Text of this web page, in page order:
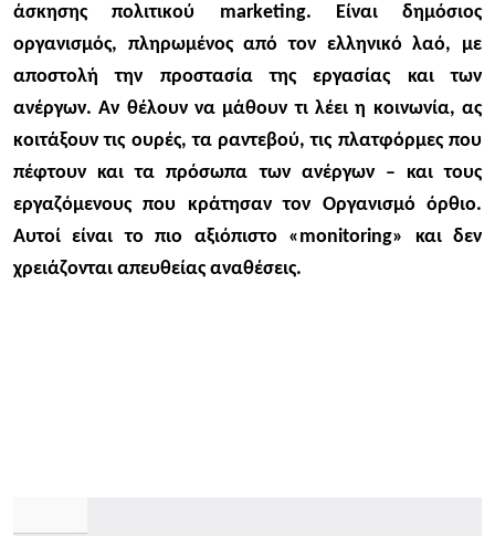
άσκησης πολιτικού marketing. Είναι δημόσιος
οργανισμός, πληρωμένος από τον ελληνικό λαό, με
αποστολή την προστασία της εργασίας και των
ανέργων. Αν θέλουν να μάθουν τι λέει η κοινωνία, ας
κοιτάξουν τις ουρές, τα ραντεβού, τις πλατφόρμες που
πέφτουν και τα πρόσωπα των ανέργων – και τους
εργαζόμενους που κράτησαν τον Οργανισμό όρθιο.
Αυτοί είναι το πιο αξιόπιστο «monitoring» και δεν
χρειάζονται απευθείας αναθέσεις.